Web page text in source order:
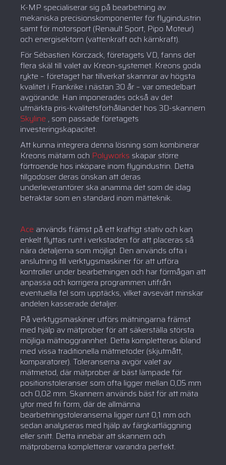
K-MP specialiserar sig på bearbetning av
mekaniska precisionskomponenter för flygindustrin
samt för motorsport (Renault Sport, Pipo Moteur)
och energisektorn (vattenkraft och kärnkraft).
För Sébastien Korczack, företagets VD, fanns det
flera skäl till valet av Kreon-systemet. Kreons goda
rykte – företaget har tillverkat skannrar av högsta
kvalitet i Frankrike i nästan 30 år – var omedelbart
avgörande. Han imponerades också av det
utmärkta pris-kvalitetsförhållandet hos 3D-skannern
Skyline , som passade företagets
investeringskapacitet.
Att kunna integrera denna lösning som kombinerar
Kreons mätarm och Polyworks skapar större
förtroende hos inköpare inom flygindustrin. Detta
tillgodoser deras önskan att deras
underleverantörer ska anamma det som de idag
betraktar som en standard inom mätteknik.
Ace används främst på ett kraftigt stativ och kan
enkelt flyttas runt i verkstaden för att placeras så
nära detaljerna som möjligt. Den används ofta i
anslutning till verktygsmaskiner för att utföra
kontroller under bearbetningen och har förmågan att
anpassa och korrigera programmen utifrån
eventuella fel som upptäcks, vilket avsevärt minskar
andelen kasserade detaljer.
På verktygsmaskiner utförs mätningarna främst
med hjälp av mätprober för att säkerställa största
möjliga mätnoggrannhet. Detta kompletteras ibland
med vissa traditionella mätmetoder (skjutmått,
komparatorer). Toleranserna avgör valet av
mätmetod, där mätprober är bäst lämpade för
positionstoleranser som ofta ligger mellan 0,05 mm
och 0,02 mm. Skannern används bäst för att mäta
ytor med fri form, där de allmänna
bearbetningstoleranserna ligger runt 0,1 mm och
sedan analyseras med hjälp av färgkartläggning
eller snitt. Detta innebär att skannern och
mätproberna kompletterar varandra perfekt.